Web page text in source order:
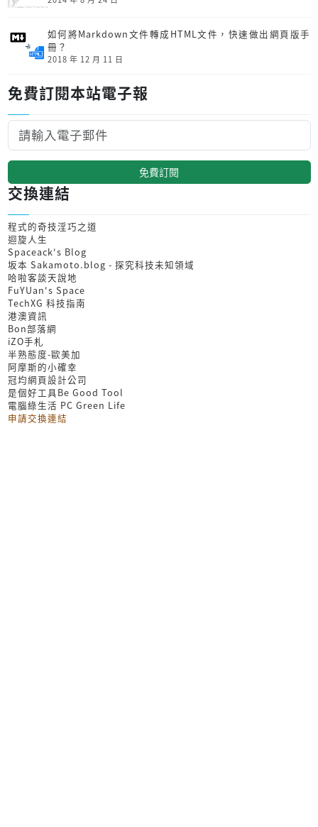
如何將Markdown文件轉成HTML文件，快速做出網頁版手
冊？
2018 年 12 月 11 日
免費訂閱本站電子報
免費訂閱
交換連結
程式的奇技淫巧之道
迴旋人生
Spaceack's Blog
坂本 Sakamoto.blog - 探究科技未知領域
哈啦客談天說地
FuYUan's Space
TechXG 科技指南
港澳資訊
Bon部落網
iZO手札
半熟態度-歐美加
阿摩斯的小確幸
冠均網頁設計公司
是個好工具Be Good Tool
電腦綠生活 PC Green Life
申請交換連結